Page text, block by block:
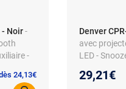
- Noir-
-
24,13€
Denver
avec
LED -
29,21€